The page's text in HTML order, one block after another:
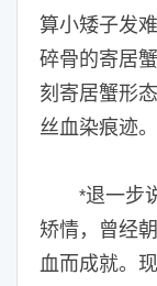
算小矮子发
碎骨的寄居
刻寄居蟹形
丝血染痕迹。
*退一步
矫情，曾经
血而成就。